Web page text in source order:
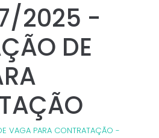
2025 -
DE
VAGA PARA CONTRATAÇÃO -